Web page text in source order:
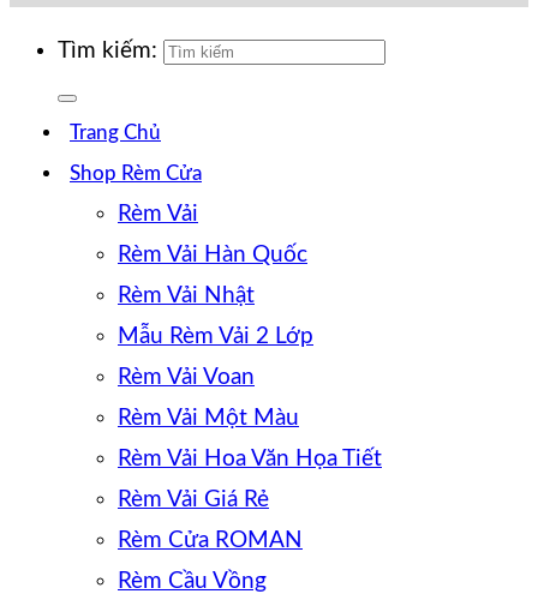
Tìm kiếm:
Trang Chủ
Shop Rèm Cửa
Rèm Vải
Rèm Vải Hàn Quốc
Rèm Vải Nhật
Mẫu Rèm Vải 2 Lớp
Rèm Vải Voan
Rèm Vải Một Màu
Rèm Vải Hoa Văn Họa Tiết
Rèm Vải Giá Rẻ
Rèm Cửa ROMAN
Rèm Cầu Vồng